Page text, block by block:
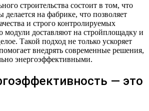
строительства состоит в том, что
делается на фабрике, что позволяет
и строго контролируемых
модули доставляют на стройплощадку и
Такой подход не только ускоряет
внедрять современные решения,
энергоэффективными.
— это